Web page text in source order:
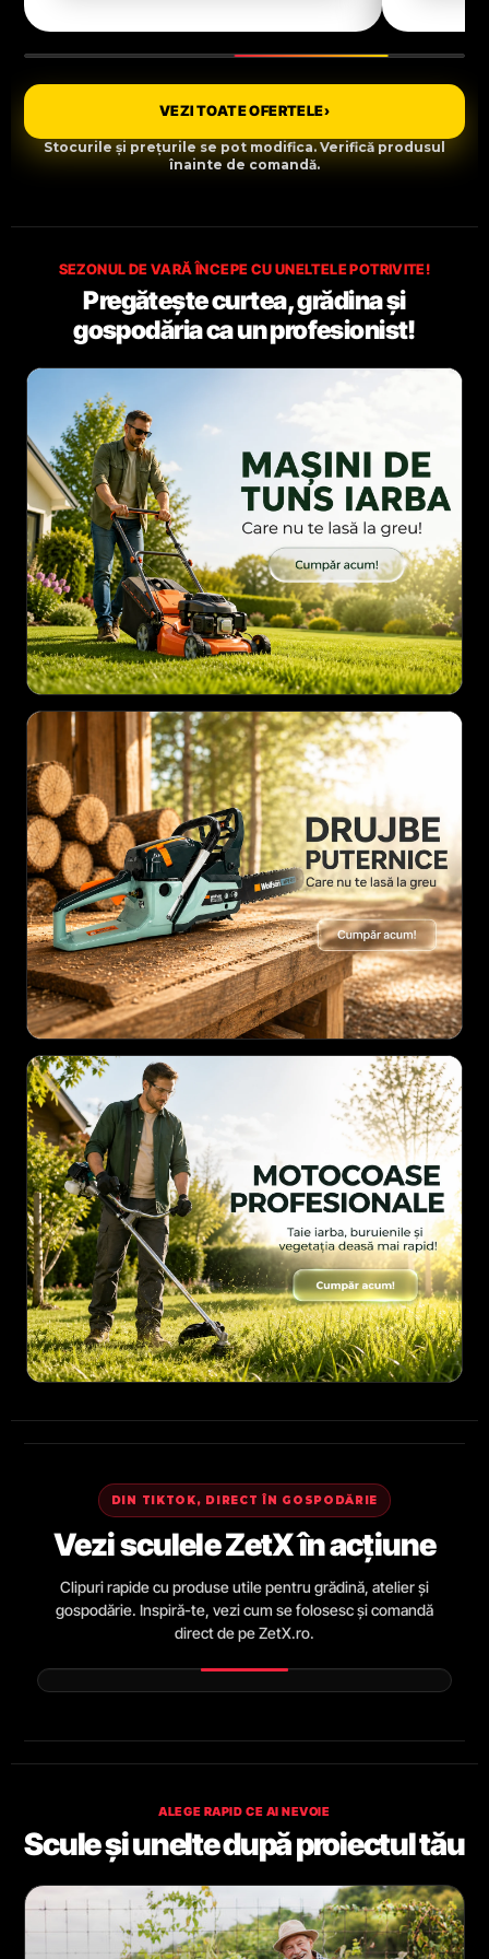
VEZI TOATE OFERTELE›
Stocurile și prețurile se pot modifica. Verifică produsul
înainte de comandă.
SEZONUL DE VARĂ ÎNCEPE CU UNELTELE POTRIVITE!
Pregătește curtea, grădina și
gospodăria ca un profesionist!
DIN TIKTOK, DIRECT ÎN GOSPODĂRIE
Vezi sculele ZetX în acțiune
Clipuri rapide cu produse utile pentru grădină, atelier și
gospodărie. Inspiră-te, vezi cum se folosesc și comandă
direct de pe ZetX.ro.
ALEGE RAPID CE AI NEVOIE
Scule și unelte după proiectul tău